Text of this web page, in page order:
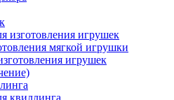
изготовления игрушек
мягкой игрушки
игрушек
квиллинга